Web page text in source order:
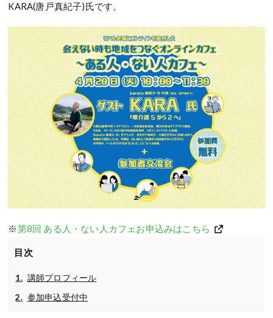
KARA(唐戸真紀子)氏です。
※第8回 ある人・ない人カフェお申込みはこちら
目次
講師プロフィール
参加申込受付中